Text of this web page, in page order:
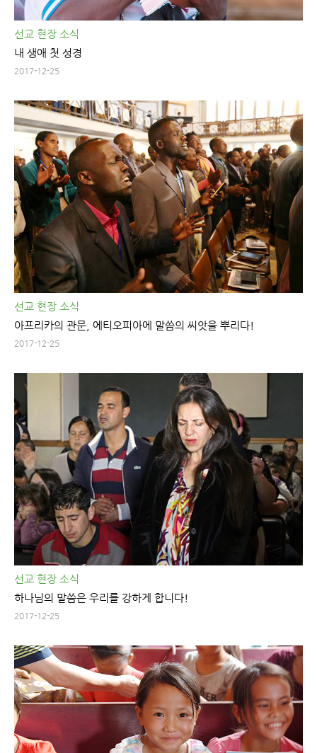
선교 현장 소식
내 생애 첫 성경
2017-12-25
선교 현장 소식
아프리카의 관문, 에티오피아에 말씀의 씨앗을 뿌리다!
2017-12-25
선교 현장 소식
하나님의 말씀은 우리를 강하게 합니다!
2017-12-25